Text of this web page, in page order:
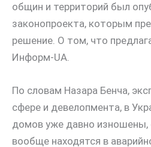
общин и территорий был
законопроекта, которым
решение. О том, что
Информ-UA.
По словам Назара Бенча,
сфере и девелопмента, в
домов уже давно изношены,
вообще находятся в